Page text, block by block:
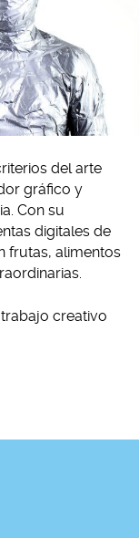
del arte
gráfico y
Con su
digitales de
frutas, alimentos
creativo